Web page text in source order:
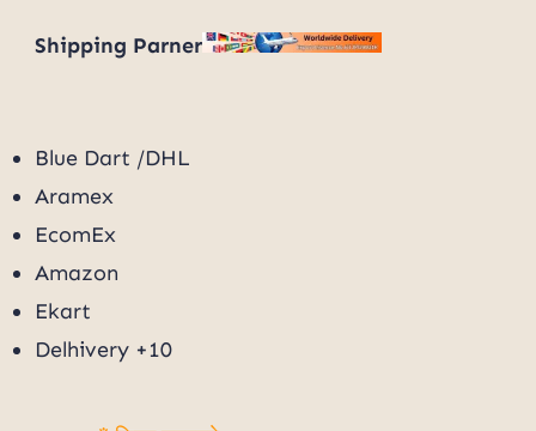
Shipping Parner
Blue Dart /DHL
Aramex
EcomEx
Amazon
Ekart
Delhivery +10